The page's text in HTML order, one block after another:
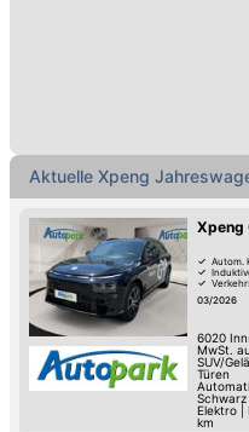
Aktuelle Xpeng
Xpeng
Autom.
03/2026
6020
MwSt.
SUV/
Türen
Elektro
km